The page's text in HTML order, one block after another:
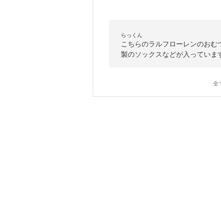
らっくん
こちらのラルフローレンのお
製のソックスなどが入ってい
全